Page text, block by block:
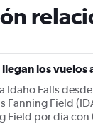
los vuelos
Idaho Falls
Fanning Field
Field por día